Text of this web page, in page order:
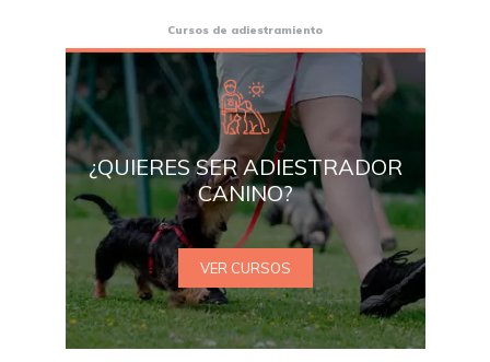
Cursos de adiestramiento
¿QUIERES SER ADIESTRADOR
CANINO?
VER CURSOS